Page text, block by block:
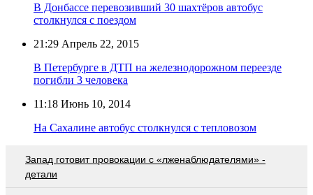
В Донбассе перевозивший 30 шахтёров автобус
столкнулся с поездом
21:29 Апрель 22, 2015
В Петербурге в ДТП на железнодорожном переезде
погибли 3 человека
11:18 Июнь 10, 2014
На Сахалине автобус столкнулся с тепловозом
Запад готовит провокации с «лженаблюдателями» -
детали